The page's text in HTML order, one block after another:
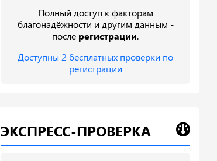
Полный доступ к факторам
благонадёжности и другим данным -
после регистрации.
Доступны 2 бесплатных проверки по
регистрации
ЭКСПРЕСС-ПРОВЕРКА